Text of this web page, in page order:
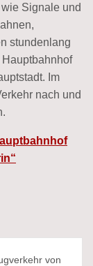
Signale und
stundenlang
Im
nach und
von